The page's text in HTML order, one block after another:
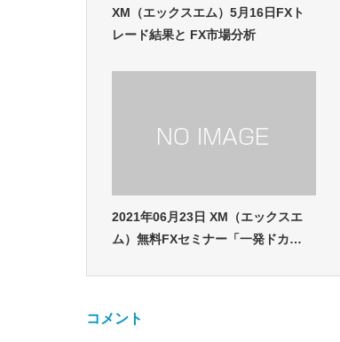
XM（エックスエム）5月16日FXト
レード結果と FX市場分析
2021年06月23日 XM（エックスエ
ム）無料FXセミナー「一発ドカ…
コメント